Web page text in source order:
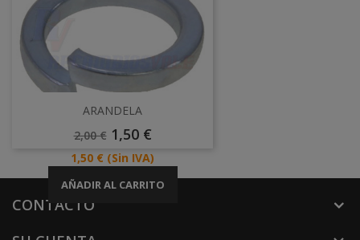
ARANDELA
Precio
2,00 € Precio
1,50 €
Precio
1,50 € (Sin IVA)
AÑADIR AL CARRITO
CONTACTO